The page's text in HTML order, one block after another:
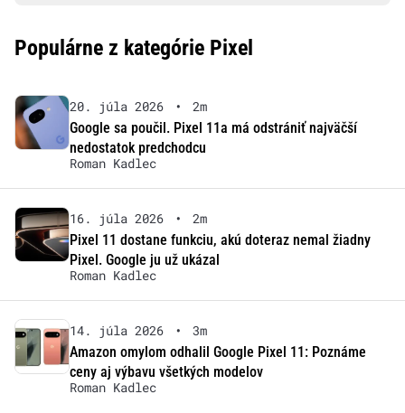
Populárne z kategórie Pixel
20. júla 2026 •
2m
Google sa poučil. Pixel 11a má odstrániť najväčší
nedostatok predchodcu
Roman Kadlec
16. júla 2026 •
2m
Pixel 11 dostane funkciu, akú doteraz nemal žiadny
Pixel. Google ju už ukázal
Roman Kadlec
14. júla 2026 •
3m
Amazon omylom odhalil Google Pixel 11: Poznáme
ceny aj výbavu všetkých modelov
Roman Kadlec